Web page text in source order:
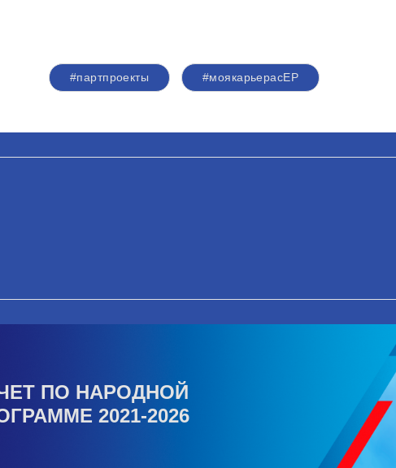
#партпроекты #моякарьерасЕР
ПО НАРОДНОЙ
2021-2026